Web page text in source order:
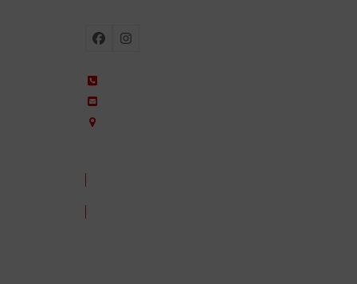
FacebookInstagram